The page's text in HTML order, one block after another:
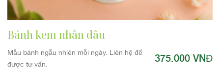
Bánh kem nhân dâu
Mẫu bánh ngẫu nhiên mỗi ngày. Liên hệ để
được tư vấn.
375.000 VNĐ